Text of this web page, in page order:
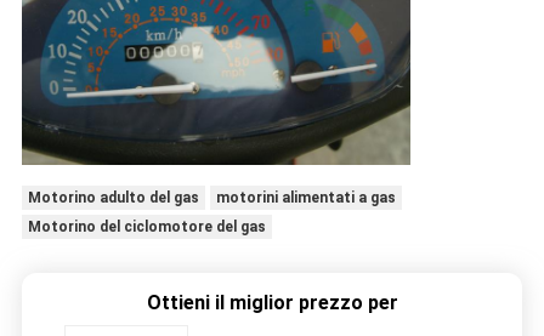
Motorino adulto del gas
motorini alimentati a gas
Motorino del ciclomotore del gas
Ottieni il miglior prezzo per